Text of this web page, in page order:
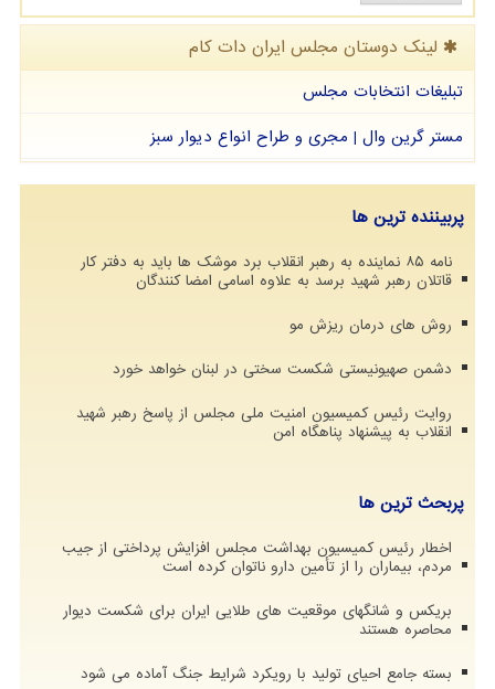
لینک دوستان مجلس ایران دات كام
تبلیغات انتخابات مجلس
مستر گرین وال | مجری و طراح انواع دیوار سبز
پربیننده ترین ها
نامه ۸۵ نماینده به رهبر انقلاب برد موشک ها باید به دفتر کار
قاتلان رهبر شهید برسد به علاوه اسامی امضا کنندگان
روش های درمان ریزش مو
دشمن صهیونیستی شکست سختی در لبنان خواهد خورد
روایت رئیس کمیسیون امنیت ملی مجلس از پاسخ رهبر شهید
انقلاب به پیشنهاد پناهگاه امن
پربحث ترین ها
اخطار رئیس کمیسیون بهداشت مجلس افزایش پرداختی از جیب
مردم، بیماران را از تأمین دارو ناتوان کرده است
بریکس و شانگهای موقعیت های طلایی ایران برای شکست دیوار
محاصره هستند
بسته جامع احیای تولید با رویکرد شرایط جنگ آماده می شود